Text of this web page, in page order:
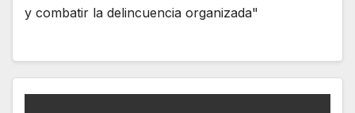
y combatir la delincuencia organizada"